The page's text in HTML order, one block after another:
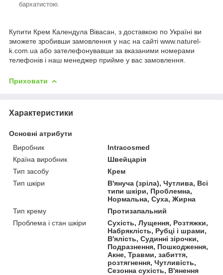
бархатистою.
Купити Крем Календула Вівасан, з доставкою по Україні ви
зможете зробивши замовлення у нас на сайті www.naturel-
k.com.ua або зателефонувавши за вказаними номерами
телефонів і наш менеджер прийме у вас замовлення.
Приховати
Характеристики
Основні атрибути
Виробник
Intracosmed
Країна виробник
Швейцарія
Тип засобу
Крем
Тип шкіри
В'януча (зріла), Чутлива, Всі
типи шкіри, Проблемна,
Нормальна, Суха, Жирна
Тип крему
Протизапальний
Проблема і стан шкіри
Сухість, Лущення, Розтяжки,
Набряклість, Рубці і шрами,
В'ялість, Судинні зірочки,
Подразнення, Пошкодження,
Акне, Травми, забиття,
розтягнення, Чутливість,
Сезонна сухість, В'янення